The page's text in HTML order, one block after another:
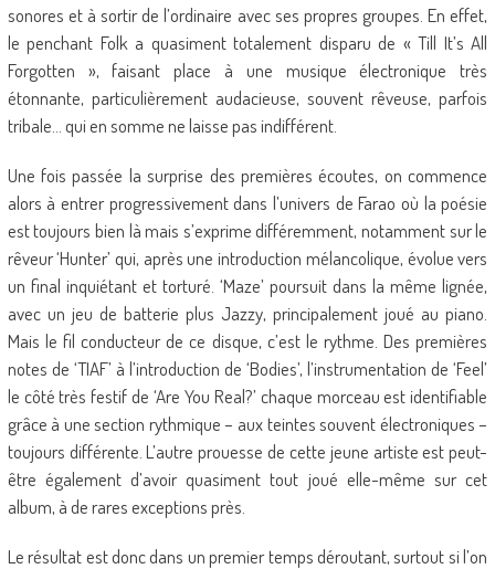
sonores et à sortir de l’ordinaire avec ses propres groupes. En effet,
le penchant Folk a quasiment totalement disparu de « Till It’s All
Forgotten », faisant place à une musique électronique très
étonnante, particulièrement audacieuse, souvent rêveuse, parfois
tribale… qui en somme ne laisse pas indifférent.
Une fois passée la surprise des premières écoutes, on commence
alors à entrer progressivement dans l’univers de Farao où la poésie
est toujours bien là mais s’exprime différemment, notamment sur le
rêveur ‘Hunter’ qui, après une introduction mélancolique, évolue vers
un final inquiétant et torturé. ‘Maze’ poursuit dans la même lignée,
avec un jeu de batterie plus Jazzy, principalement joué au piano.
Mais le fil conducteur de ce disque, c’est le rythme. Des premières
notes de ‘TIAF’ à l’introduction de ‘Bodies’, l’instrumentation de ‘Feel’
le côté très festif de ‘Are You Real?’ chaque morceau est identifiable
grâce à une section rythmique – aux teintes souvent électroniques –
toujours différente. L’autre prouesse de cette jeune artiste est peut-
être également d’avoir quasiment tout joué elle-même sur cet
album, à de rares exceptions près.
Le résultat est donc dans un premier temps déroutant, surtout si l’on